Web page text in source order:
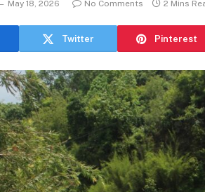
May 18, 2026 No Comments 2 Mins
Twitter Pinterest